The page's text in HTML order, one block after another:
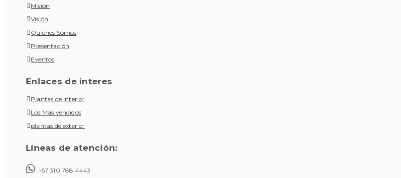
Misión
Visión
Quiénes Somos
Presentación
Eventos
Enlaces de interes
Plantas de interior
Los Más vendidos
plantas de exterior
Líneas de atención:
+57 310 788 4443